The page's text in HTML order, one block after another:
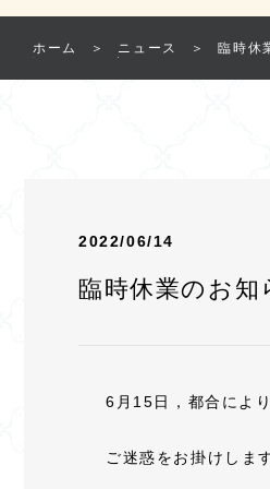
ホーム ニュース 臨時休
2022/06/14
臨時休業のお知
6月15日，都合によ
ご迷惑をお掛けしま